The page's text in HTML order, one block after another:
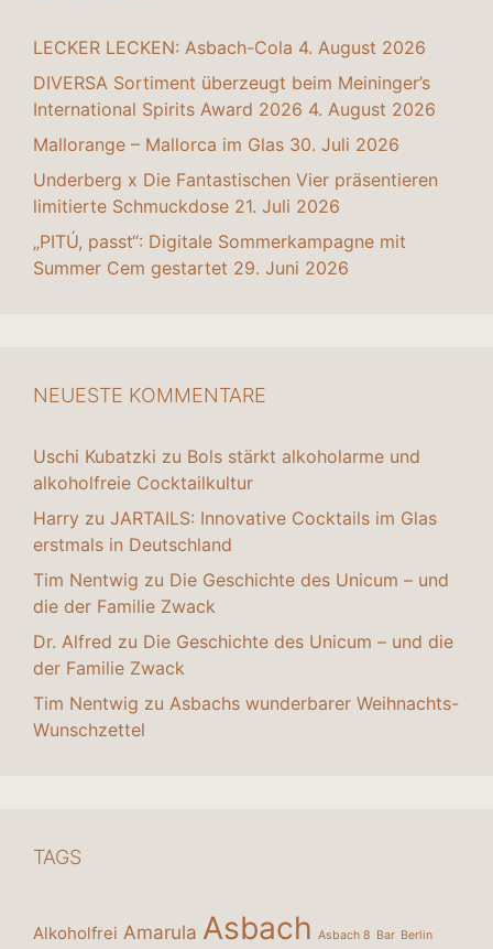
LECKER LECKEN: Asbach-Cola 4. August 2026
DIVERSA Sortiment überzeugt beim Meininger’s
International Spirits Award 2026 4. August 2026
Mallorange – Mallorca im Glas 30. Juli 2026
Underberg x Die Fantastischen Vier präsentieren
limitierte Schmuckdose 21. Juli 2026
„PITÚ, passt“: Digitale Sommerkampagne mit
Summer Cem gestartet 29. Juni 2026
NEUESTE KOMMENTARE
Uschi Kubatzki zu Bols stärkt alkoholarme und
alkoholfreie Cocktailkultur
Harry zu JARTAILS: Innovative Cocktails im Glas
erstmals in Deutschland
Tim Nentwig zu Die Geschichte des Unicum – und
die der Familie Zwack
Dr. Alfred zu Die Geschichte des Unicum – und die
der Familie Zwack
Tim Nentwig zu Asbachs wunderbarer Weihnachts-
Wunschzettel
TAGS
Alkoholfrei Amarula Asbach Asbach 8 Bar Berlin